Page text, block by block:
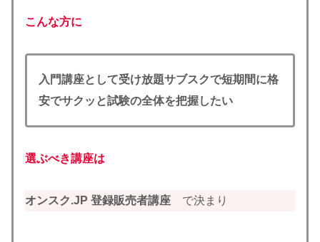
こんな方に
入門講座として受け放題サブスクで短期間に格
安でサクッと試験の全体を把握したい
選ぶべき講座は
オンスク.JP 登録販売者講座 で決まり